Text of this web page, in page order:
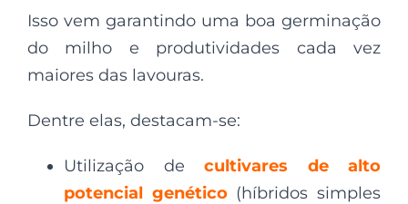
Isso vem garantindo uma boa germinação
do milho e produtividades cada vez
maiores das lavouras.
Dentre elas, destacam-se:
Utilização de cultivares de alto
potencial genético (híbridos simples